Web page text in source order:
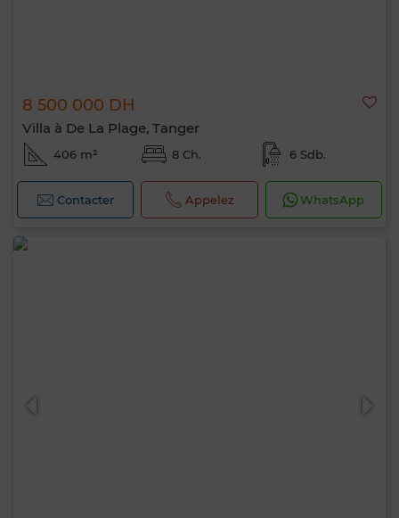
8 500 000 DH
Villa à De La Plage, Tanger
406 m² 8 Ch. 6 Sdb.
Contacter Appelez WhatsApp